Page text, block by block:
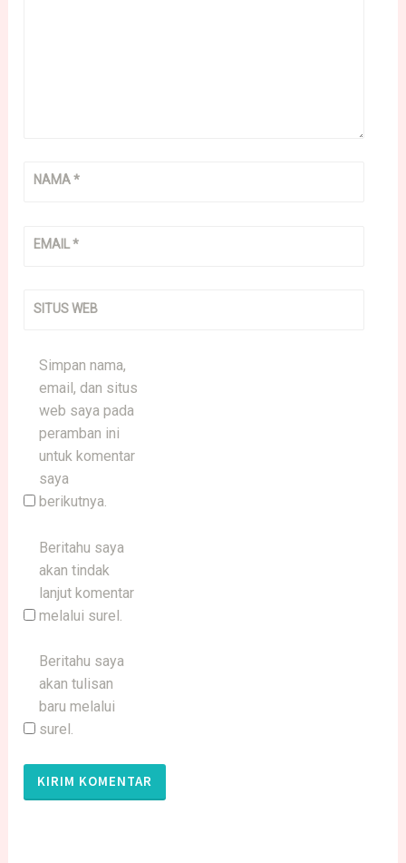
NAMA*
EMAIL*
SITUS WEB
Simpan nama,
email, dan situs
web saya pada
peramban ini
untuk komentar
saya
berikutnya.
Beritahu saya
akan tindak
lanjut komentar
melalui surel.
Beritahu saya
akan tulisan
baru melalui
surel.